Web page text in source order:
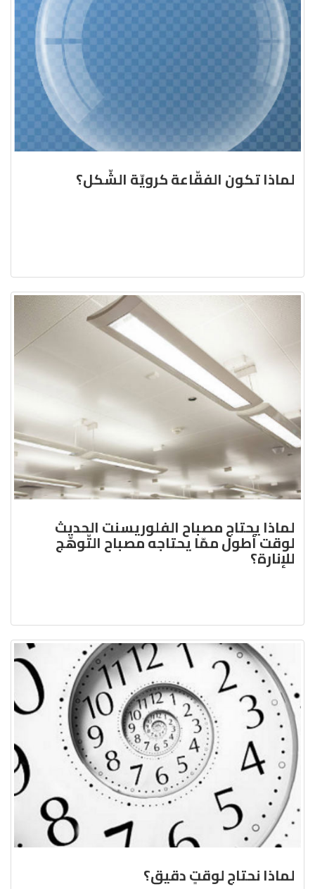
لماذا تكون الفقّاعة كرويّة الشّكل؟
لماذا يحتاج مصباح الفلوريسنت الحديث
لوقت أطول ممّا يحتاجه مصباح التّوهّج
للإنارة؟
لماذا نحتاج لوقتٍ دقيق؟